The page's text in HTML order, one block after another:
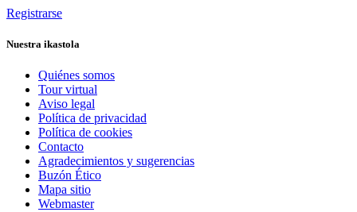
Registrarse
Nuestra ikastola
Quiénes somos
Tour virtual
Aviso legal
Política de privacidad
Política de cookies
Contacto
Agradecimientos y sugerencias
Buzón Ético
Mapa sitio
Webmaster